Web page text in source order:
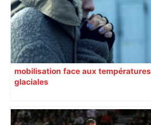
mobilisation face aux températures
glaciales